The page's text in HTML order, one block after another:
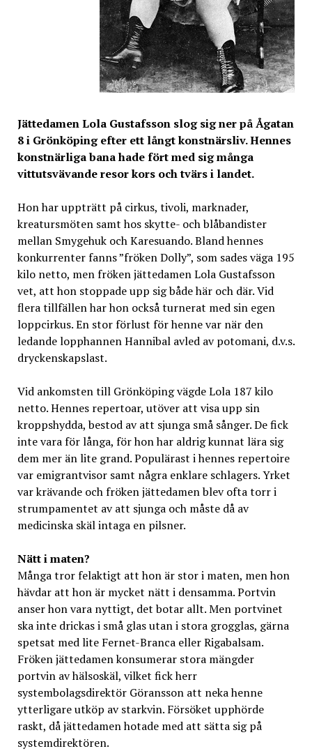
Jättedamen Lola Gustafsson slog sig ner på Ågatan
8 i Grönköping efter ett långt konstnärsliv. Hennes
konstnärliga bana hade fört med sig många
vittutsvävande resor kors och tvärs i landet.
Hon har uppträtt på cirkus, tivoli, marknader,
kreatursmöten samt hos skytte- och blåbandister
mellan Smygehuk och Karesuando. Bland hennes
konkurrenter fanns ”fröken Dolly”, som sades väga 195
kilo netto, men fröken jättedamen Lola Gustafsson
vet, att hon stoppade upp sig både här och där. Vid
flera tillfällen har hon också turnerat med sin egen
loppcirkus. En stor förlust för henne var när den
ledande lopphannen Hannibal avled av potomani, d.v.s.
dryckenskapslast.
Vid ankomsten till Grönköping vägde Lola 187 kilo
netto. Hennes repertoar, utöver att visa upp sin
kroppshydda, bestod av att sjunga små sånger. De fick
inte vara för långa, för hon har aldrig kunnat lära sig
dem mer än lite grand. Populärast i hennes repertoire
var emigrantvisor samt några enklare schlagers. Yrket
var krävande och fröken jättedamen blev ofta torr i
strumpamentet av att sjunga och måste då av
medicinska skäl intaga en pilsner.
Nätt i maten?
Många tror felaktigt att hon är stor i maten, men hon
hävdar att hon är mycket nätt i densamma. Portvin
anser hon vara nyttigt, det botar allt. Men portvinet
ska inte drickas i små glas utan i stora grogglas, gärna
spetsat med lite Fernet-Branca eller Rigabalsam.
Fröken jättedamen konsumerar stora mängder
portvin av hälsoskäl, vilket fick herr
systembolagsdirektör Göransson att neka henne
ytterligare utköp av starkvin. Försöket upphörde
raskt, då jättedamen hotade med att sätta sig på
systemdirektören.